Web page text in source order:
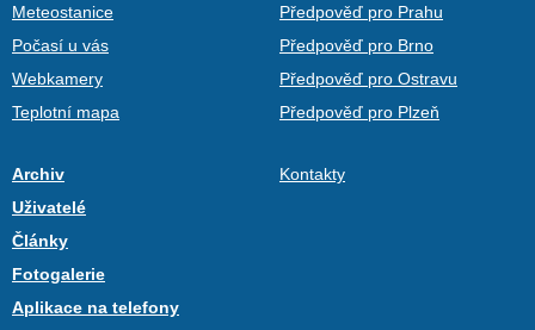
Meteostanice
Počasí u vás
Webkamery
Teplotní mapa
Předpověď pro Prahu
Předpověď pro Brno
Předpověď pro Ostravu
Předpověď pro Plzeň
Archiv
Uživatelé
Články
Fotogalerie
Aplikace na telefony
Kontakty